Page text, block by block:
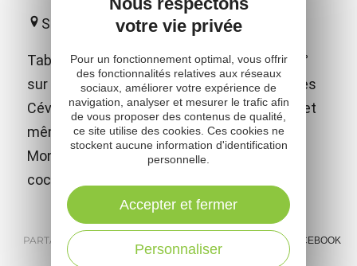
Saint-Laurent-de-Lévézou
Table d'orientation avec très jolie vue à 360°
sur le viaduc de Millau, les gorges du Tarn, les
Cévennes, le Larzac, les monts d'Auvergne et
même les Pyrénées par temps clair. Le
Monseigne est aussi un refuge pour les
coccinelles !
PARTAGER : FACEBOOK
votre vie privée
Pour un fonctionnement optimal, vous offrir
des fonctionnalités relatives aux réseaux
sociaux, améliorer votre expérience de
navigation, analyser et mesurer le trafic afin
de vous proposer des contenus de qualité,
ce site utilise des cookies. Ces cookies ne
stockent aucune information d'identification
personnelle.
Personnaliser
Accepter et fermer